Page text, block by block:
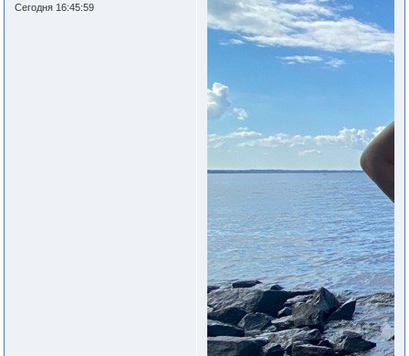
Сегодня 16:45:59